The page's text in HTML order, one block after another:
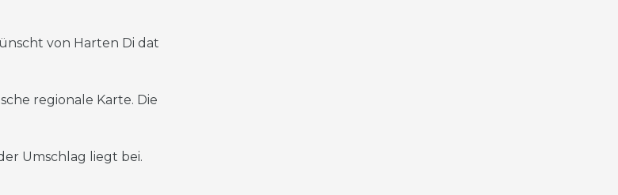
von Harten Di dat
regionale Karte. Die
Umschlag liegt bei.